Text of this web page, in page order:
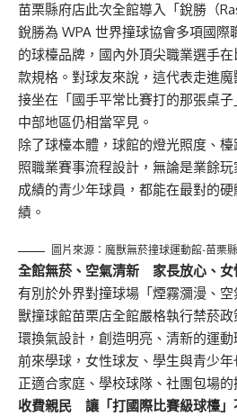
苗栗縣府店此次全館導入「銳勝（
銳勝為 WPA 世界撞球協會多項國際
的球檯品牌，國內外頂尖職業選手
款規格。對球友來說，這代表走進
接坐在「國手平常比賽打的那張桌
中部地區仍相當罕見。
除了球檯本體，球館的燈光照度、
照職業賽事流程設計，無論是業餘
成績的青少年球員，都能在最對的
績。
圖片來源：魔獸無菸撞球運動館-苗栗
全館無菸、空氣清新 家長放心、女
有別於外界對撞球場「煙霧瀰漫、
獸撞球館苗栗店全館嚴格執行禁菸
環換氣設計，創造明亮、清新的運
前來學球，女性球友、學生與青少
正適合家庭、學校球隊、社團包場的
收費親民 讓「打國際比賽級球檯」